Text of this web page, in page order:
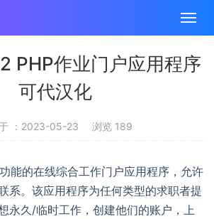
PHP作业门户应用程序
可代汉化
：2023-05-23 浏览 189
能的在线综合工作门户应用程序，允许
系。该应用程序为任何类型的求职者提
永久/临时工作，创建他们的账户，上